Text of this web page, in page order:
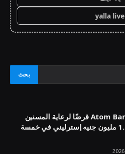
yalla live
يقدم Atom Bank قرضًا لرعاية المسنين
بقيمة 1.1 مليون جنيه إسترليني في خمسة